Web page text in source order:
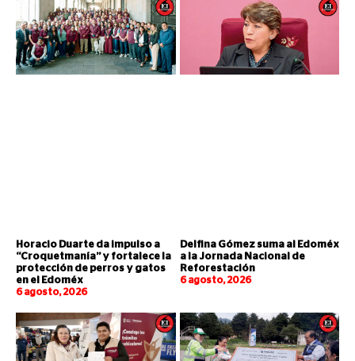
Horacio Duarte da impulso a
“Croquetmanía” y fortalece la
protección de perros y gatos
en el Edoméx
6 agosto, 2026
Delfina Gómez suma al Edoméx
a la Jornada Nacional de
Reforestación
6 agosto, 2026